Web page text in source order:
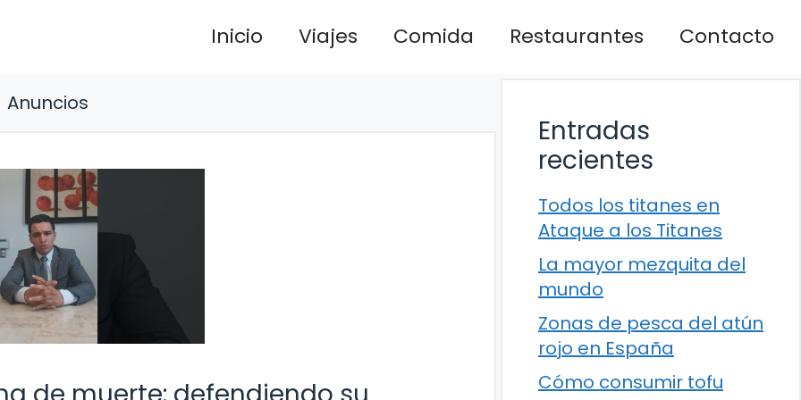
Inicio Viajes Comida Restaurantes Contacto
Anuncios
Entradas
recientes
Todos los titanes en
Ataque a los Titanes
La mayor mezquita del
mundo
Zonas de pesca del atún
rojo en España
Cómo consumir tofu